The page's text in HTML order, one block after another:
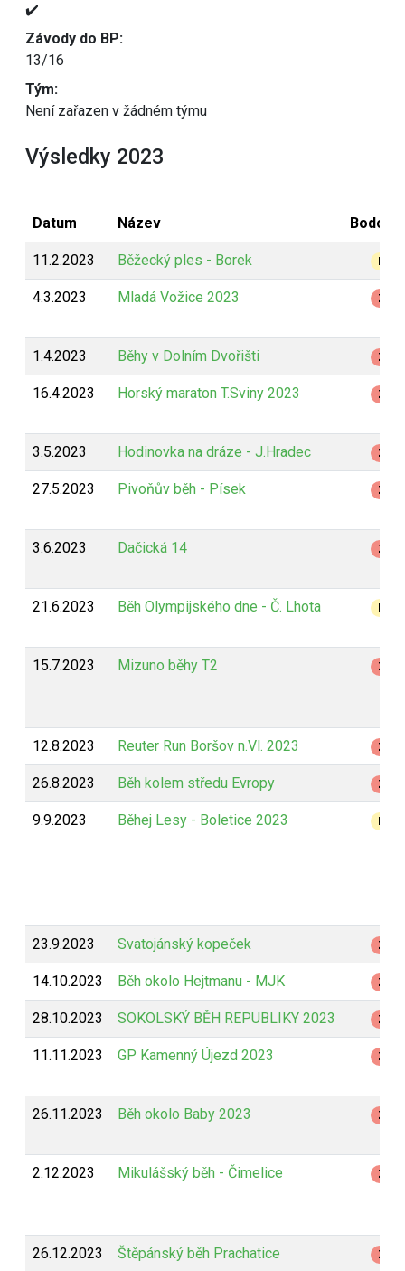
✔️
Závody do BP:
13/16
Tým:
Není zařazen v žádném týmu
Výsledky 2023
Datum Název
11.2.2023 Běžecký ples - Borek
4.3.2023 Mladá Vožice 2023 Z
1.4.2023 Běhy v Dolním Dvořišti Z
16.4.2023 Horský maraton T.Sviny 2023 Z
3.5.2023 Hodinovka na dráze - J.Hradec Z
27.5.2023 Pivoňův běh - Písek Z
3.6.2023 Dačická 14 Z
21.6.2023 Běh Olympijského dne - Č. Lhota
15.7.2023 Mizuno běhy T2 Z
12.8.2023 Reuter Run Boršov n.Vl. 2023 Z
26.8.2023 Běh kolem středu Evropy Z
9.9.2023 Běhej Lesy - Boletice 2023
23.9.2023 Svatojánský kopeček Z
14.10.2023 Běh okolo Hejtmanu - MJK Z
28.10.2023 SOKOLSKÝ BĚH REPUBLIKY 2023 Z
11.11.2023 GP Kamenný Újezd 2023 Z
26.11.2023 Běh okolo Baby 2023 Z
2.12.2023 Mikulášský běh - Čimelice Z
26.12.2023 Štěpánský běh Prachatice Z